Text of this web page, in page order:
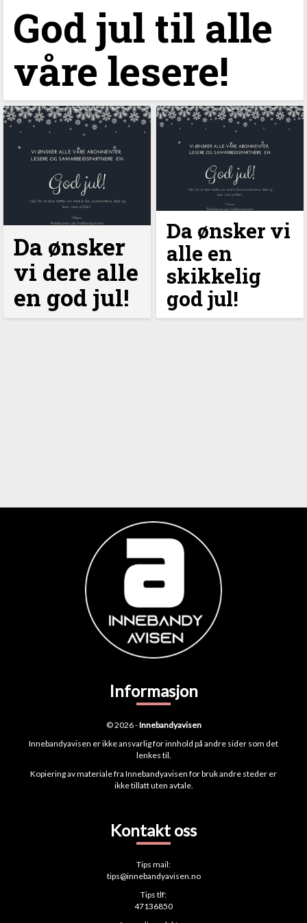
God jul til alle
våre lesere!
Da ønsker
vi dere alle
en god jul!
Da ønsker vi
alle en
skikkelig
god jul!
Informasjon
© 2026 -Innebandyavisen
Innebandyavisen er ikke ansvarlig for innhold på andre sider som det
lenkes til.
Kopiering av materiale fra Innebandyavisen for bruk andre steder er
ikke tillatt uten avtale.
Kontakt oss
Tips mail:
tips@innebandyavisen.no
Tips tlf:
47136850